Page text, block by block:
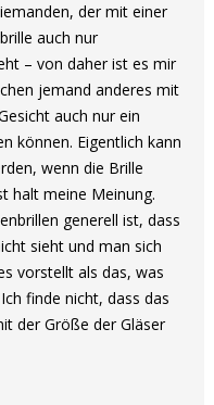
der mit einer
auch nur
– von daher ist es mir
jemand anderes mit
auch nur ein
können. Eigentlich kann
wenn die Brille
halt meine Meinung.
generell ist, dass
sieht und man sich
vorstellt als das, was
finde nicht, dass das
der Größe der Gläser